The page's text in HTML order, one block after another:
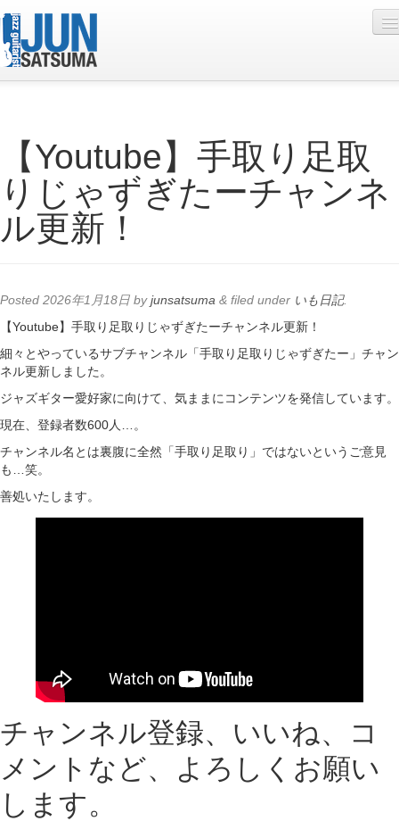
Live Schedule
Discography
Diary
YouTube
Online Lesson
【Youtube】手取り足取
りじゃずぎたーチャンネ
ル更新！
Posted 2026年1月18日 byjunsatsuma & filed under いも日記.
【Youtube】手取り足取りじゃずぎたーチャンネル更新！
細々とやっているサブチャンネル「手取り足取りじゃずぎたー」チャン
ネル更新しました。
ジャズギター愛好家に向けて、気ままにコンテンツを発信しています。
現在、登録者数600人…。
チャンネル名とは裏腹に全然「手取り足取り」ではないというご意見
も…笑。
善処いたします。
チャンネル登録、いいね、コ
メントなど、よろしくお願い
します。